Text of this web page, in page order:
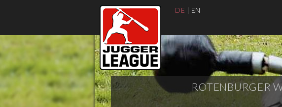
DE | EN
ROTENBURGER